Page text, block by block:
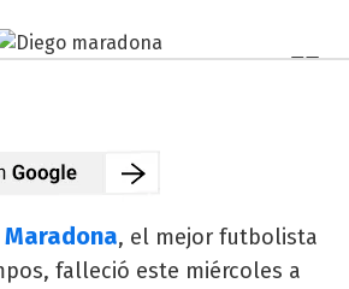
, el mejor futbolista
falleció este miércoles a